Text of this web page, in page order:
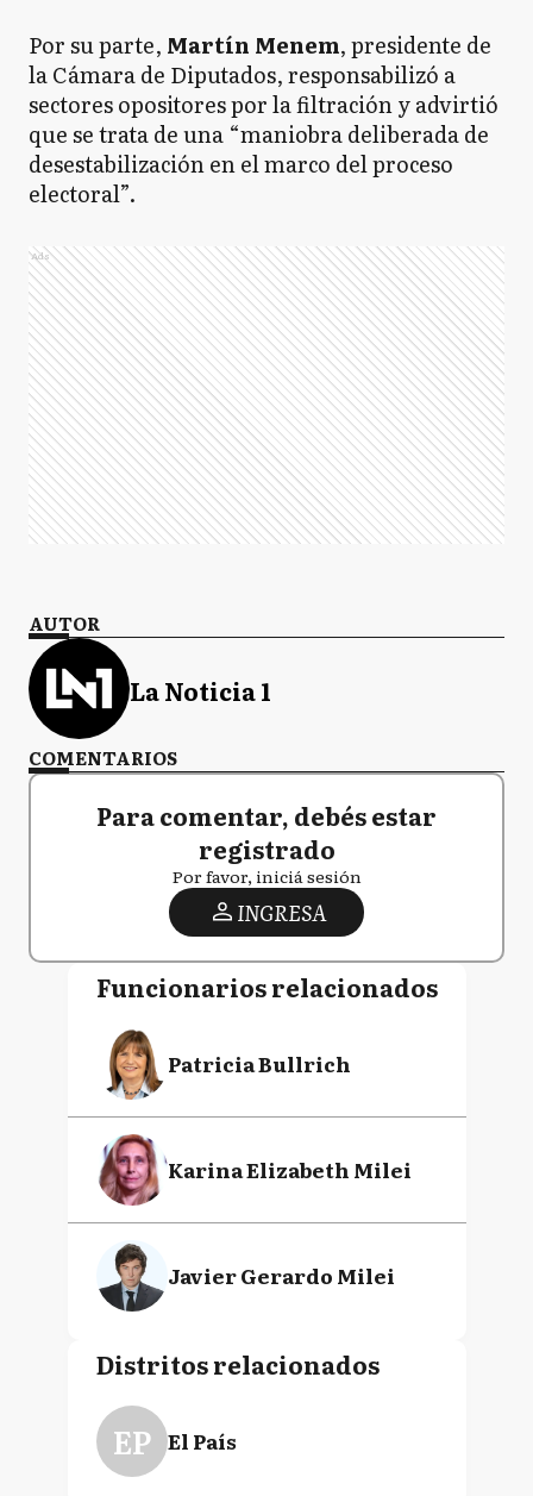
Por su parte, Martín Menem, presidente de
la Cámara de Diputados, responsabilizó a
sectores opositores por la filtración y advirtió
que se trata de una “maniobra deliberada de
desestabilización en el marco del proceso
electoral”.
Ads
AUTOR
La Noticia 1
COMENTARIOS
Para comentar, debés estar
registrado
Por favor, iniciá sesión
INGRESA
Funcionarios relacionados
Patricia Bullrich
Karina Elizabeth Milei
Javier Gerardo Milei
Distritos relacionados
EP El País